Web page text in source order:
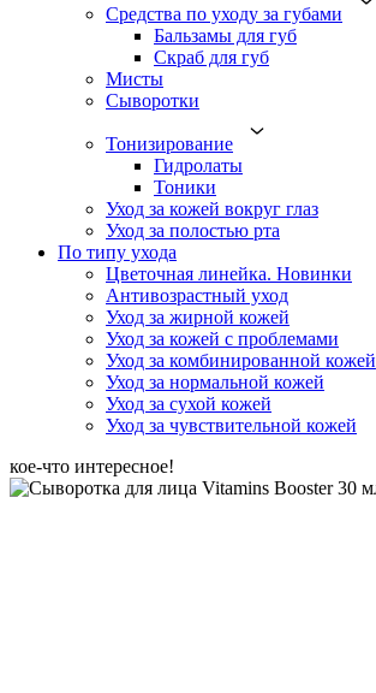
Средства по уходу за губами
Бальзамы для губ
Скраб для губ
Мисты
Сыворотки
Тонизирование
Гидролаты
Тоники
Уход за кожей вокруг глаз
Уход за полостью рта
По типу ухода
Цветочная линейка. Новинки
Антивозрастный уход
Уход за жирной кожей
Уход за кожей с проблемами
Уход за комбинированной кожей
Уход за нормальной кожей
Уход за сухой кожей
Уход за чувствительной кожей
кое-что интересное!